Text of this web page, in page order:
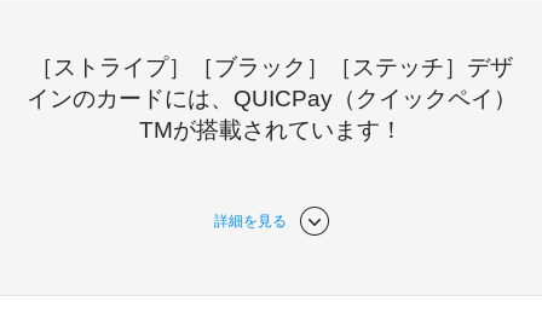
［ストライプ］［ブラック］［ステッチ］デザ
インのカードには、QUICPay（クイックペイ）
TMが搭載されています！
詳細を見る